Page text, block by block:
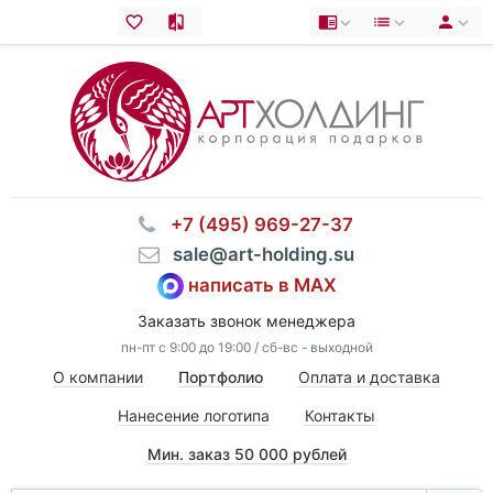
⠀+7 (495) 969-27-37
⠀sale@art-holding.su
написать в MAX
Заказать звонок менеджера
пн-пт с 9:00 до 19:00 / сб-вс - выходной
О компании Портфолио Оплата и доставка
Нанесение логотипа Контакты
Мин. заказ 50 000 рублей